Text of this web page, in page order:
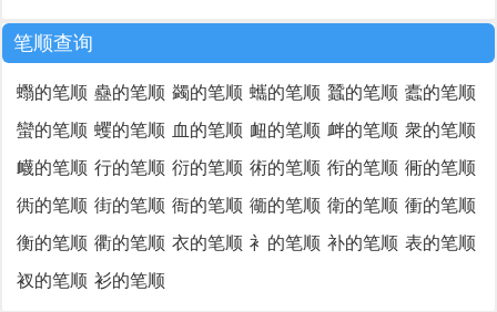
笔顺查询
蠮的笔顺 蠱的笔顺 蠲的笔顺 蠵的笔顺 蠶的笔顺 蠹的笔顺
蠻的笔顺 蠼的笔顺 血的笔顺 衄的笔顺 衅的笔顺 衆的笔顺
衊的笔顺 行的笔顺 衍的笔顺 術的笔顺 衔的笔顺 衕的笔顺
衖的笔顺 街的笔顺 衙的笔顺 衚的笔顺 衛的笔顺 衝的笔顺
衡的笔顺 衢的笔顺 衣的笔顺 衤的笔顺 补的笔顺 表的笔顺
衩的笔顺 衫的笔顺